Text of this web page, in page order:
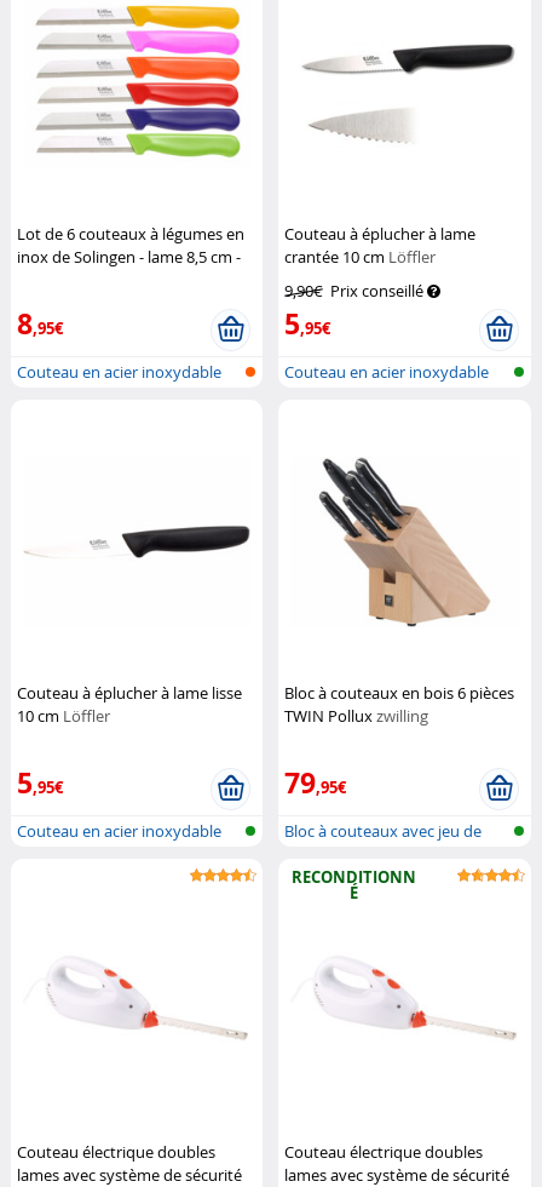
Lot de 6 couteaux à légumes en
inox de Solingen - lame 8,5 cm -
8,95€
Couteau en acier inoxydable
Couteau à éplucher à lame
crantée 10 cm Löffler
9,90€ Prix conseillé
5,95€
Couteau en acier inoxydable
Couteau à éplucher à lame lisse
10 cm Löffler
5,95€
Couteau en acier inoxydable
Bloc à couteaux en bois 6 pièces
TWIN Polluxzwilling
79,95€
Bloc à couteaux avec jeu de
Couteau électrique doubles
lames avec système de sécurité
RECONDITIONN
É
Couteau électrique doubles
lames avec système de sécurité